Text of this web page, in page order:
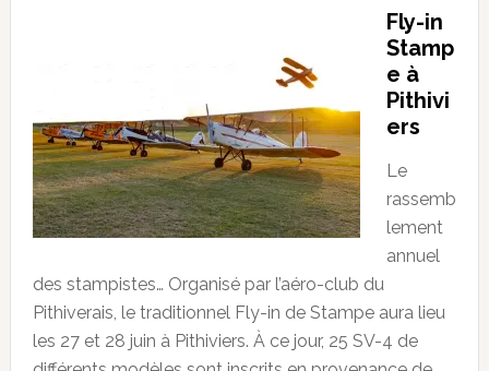
Fly-in
Stamp
e à
Pithivi
ers
Le
rassemb
lement
annuel
des stampistes… Organisé par l’aéro-club du
Pithiverais, le traditionnel Fly-in de Stampe aura lieu
les 27 et 28 juin à Pithiviers. À ce jour, 25 SV-4 de